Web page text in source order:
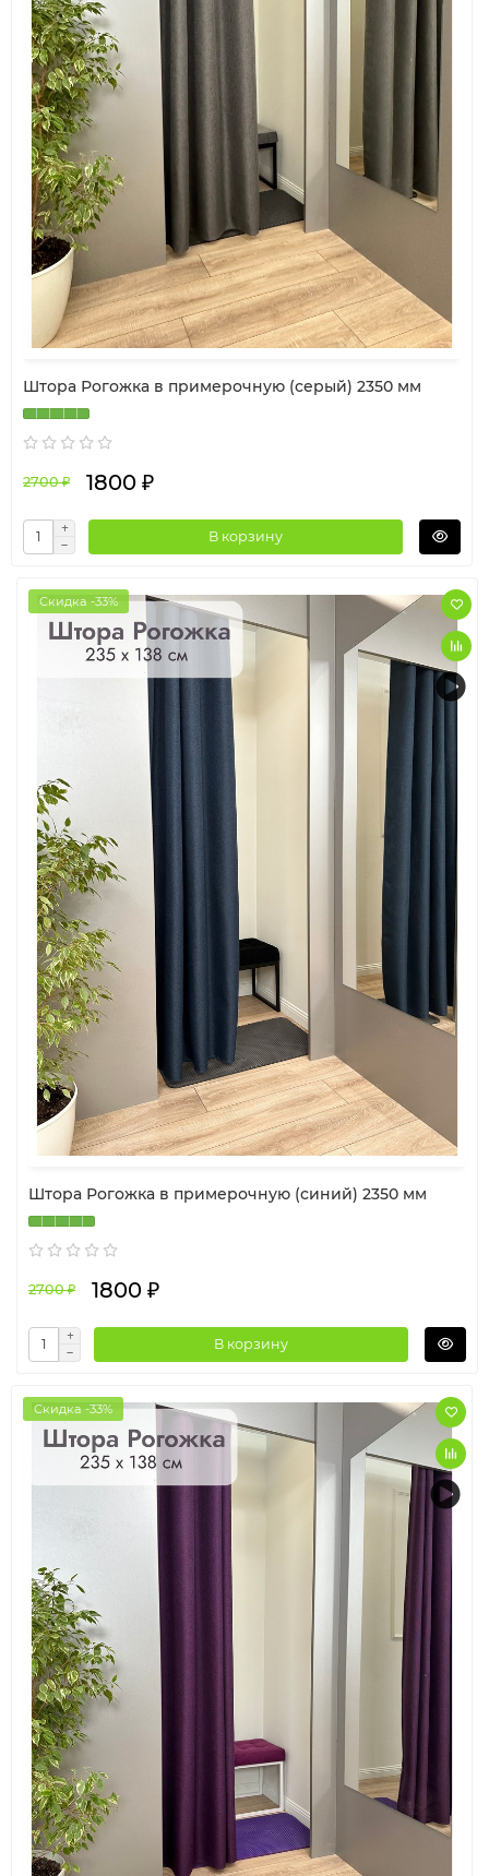
Штора Рогожка в примерочную (серый) 2350 мм
2700 ₽ 1800 ₽
В корзину
Скидка -33%
Штора Рогожка в примерочную (синий) 2350 мм
2700 ₽ 1800 ₽
В корзину
Скидка -33%